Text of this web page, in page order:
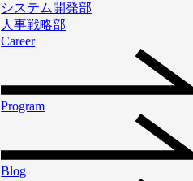
システム開発部
人事戦略部
Career
Program
Blog
1番
由
よ
成
ー